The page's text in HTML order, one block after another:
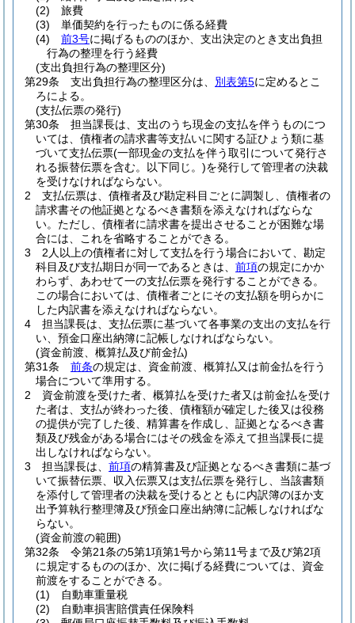
(2)
旅費
(3)
単価契約を行ったものに係る経費
(4)
前3号に掲げるもののほか、支出決定のとき支出負担
行為の整理を行う経費
(支出負担行為の整理区分)
第29条
支出負担行為の整理区分は、 別表第5に定めるとこ
ろによる。
(支払伝票の発行)
第30条
担当課長は、支出のうち現金の支払を伴うものにつ
いては、債権者の請求書等支払いに関する証ひょう類に基
づいて支払伝票(一部現金の支払を伴う取引について発行さ
れる振替伝票を含む。以下同じ。)を発行して管理者の決裁
を受けなければならない。
2
支払伝票は、債権者及び勘定科目ごとに調製し、債権者の
請求書その他証拠となるべき書類を添えなければならな
い。 ただし、債権者に請求書を提出させることが困難な場
合には、これを省略することができる。
3
2人以上の債権者に対して支払を行う場合において、勘定
科目及び支払期日が同一であるときは、 前項の規定にかか
わらず、あわせて一の支払伝票を発行することができる。
この場合においては、債権者ごとにその支払額を明らかに
した内訳書を添えなければならない。
4
担当課長は、支払伝票に基づいて各事業の支出の支払を行
い、預金口座出納簿に記帳しなければならない。
(資金前渡、概算払及び前金払)
第31条
前条の規定は、資金前渡、概算払又は前金払を行う
場合について準用する。
2
資金前渡を受けた者、概算払を受けた者又は前金払を受け
た者は、支払が終わった後、債権額が確定した後又は役務
の提供が完了した後、精算書を作成し、証拠となるべき書
類及び残金がある場合にはその残金を添えて担当課長に提
出しなければならない。
3
担当課長は、 前項の精算書及び証拠となるべき書類に基づ
いて振替伝票、収入伝票又は支払伝票を発行し、当該書類
を添付して管理者の決裁を受けるとともに内訳簿のほか支
出予算執行整理簿及び預金口座出納簿に記帳しなければな
らない。
(資金前渡の範囲)
第32条
令第21条の5第1項第1号から第11号まで及び第2項
に規定するもののほか、次に掲げる経費については、資金
前渡をすることができる。
(1)
自動車重量税
(2)
自動車損害賠償責任保険料